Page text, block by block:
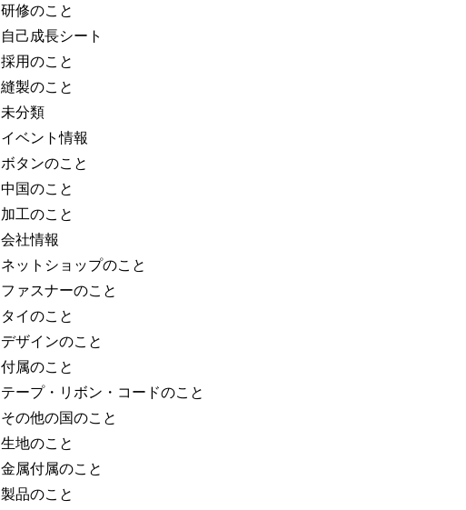
研修のこと
自己成長シート
採用のこと
縫製のこと
未分類
イベント情報
ボタンのこと
中国のこと
加工のこと
会社情報
ネットショップのこと
ファスナーのこと
タイのこと
デザインのこと
付属のこと
テープ・リボン・コードのこと
その他の国のこと
生地のこと
金属付属のこと
製品のこと